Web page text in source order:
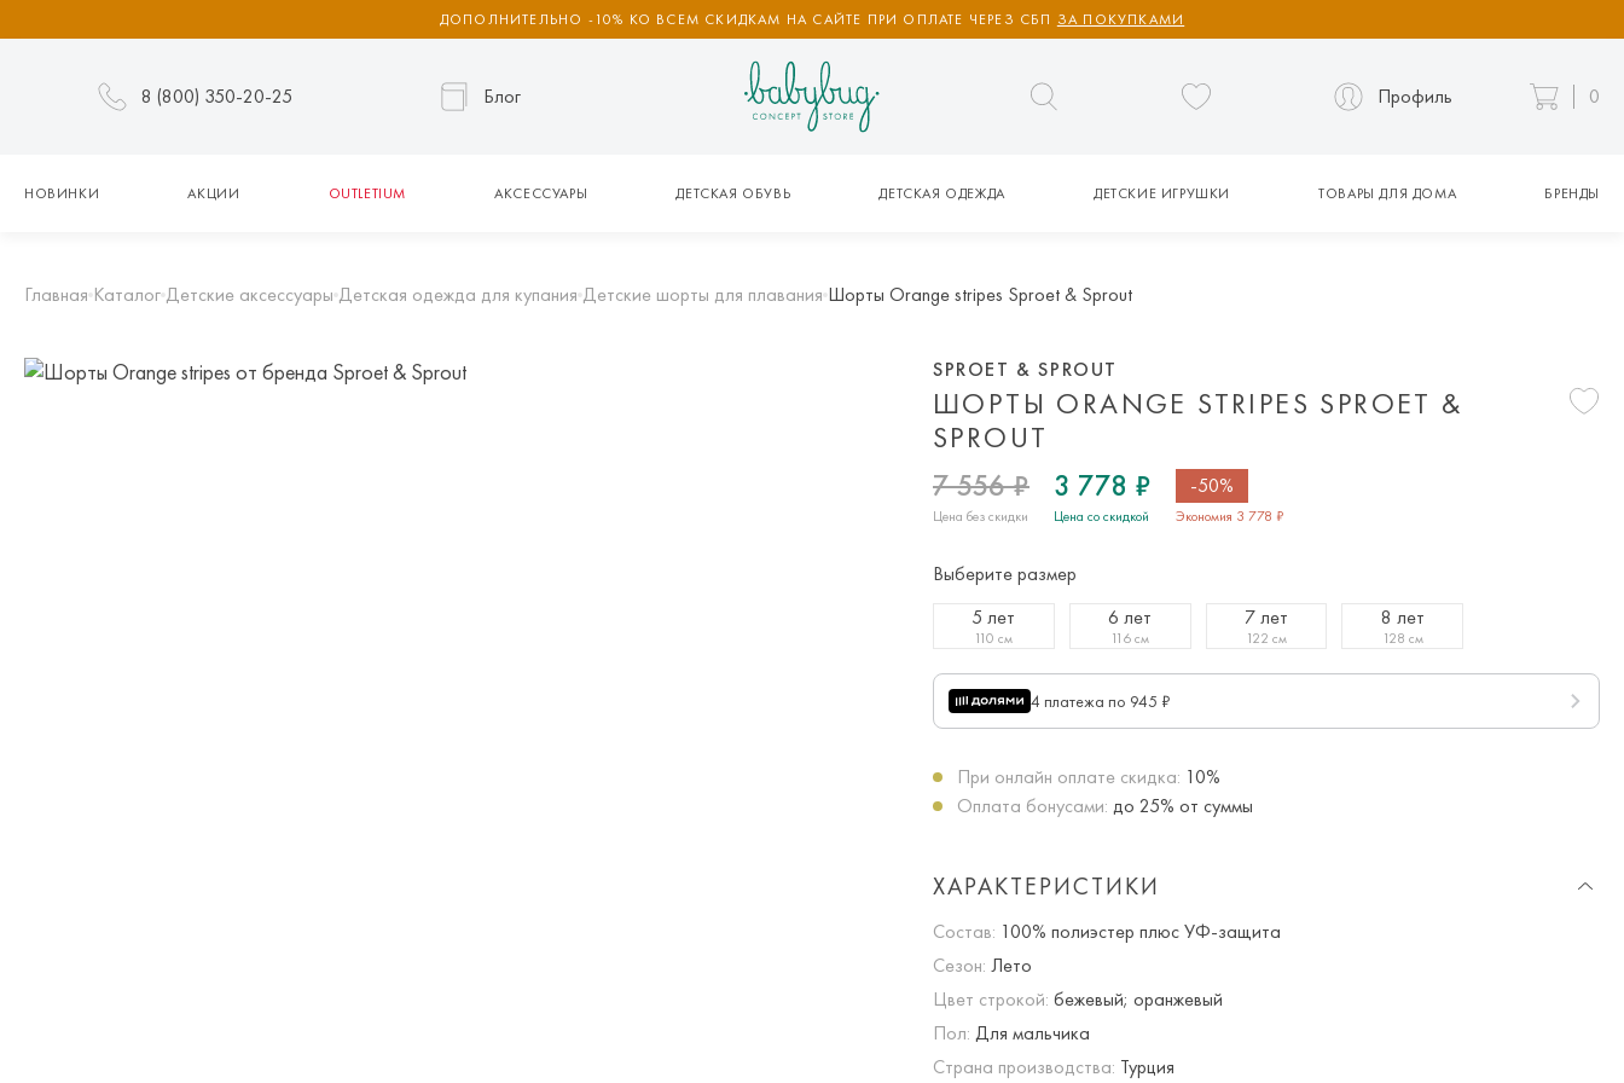
ДОПОЛНИТЕЛЬНО -10% КО ВСЕМ СКИДКАМ НА САЙТЕ ПРИ ОПЛАТЕ ЧЕРЕЗ СБП ЗА ПОКУПКАМИ
8 (800) 350-20-25 Блог Профиль 0
НОВИНКИ АКЦИИ OUTLETIUM АКСЕССУАРЫ ДЕТСКАЯ ОБУВЬ ДЕТСКАЯ ОДЕЖДА ДЕТСКИЕ ИГРУШКИ ТОВАРЫ ДЛЯ ДОМА БРЕНДЫ
Главная Каталог Детские аксессуары Детская одежда для купания Детские шорты для плавания Шорты Orange stripes Sproet & Sprout
ШОРТЫ ORANGE STRIPES SPROET &
SPROUT
SPROET & SPROUT
7 556 ₽
Цена без скидки
3 778 ₽
Цена со скидкой
-50%
Экономия 3 778 ₽
Выберите размер
5 лет
110 см
6 лет
116 см
7 лет
122 см
8 лет
128 см
4 платежа по 945 ₽
При онлайн оплате скидка: 10%
Оплата бонусами: до 25% от суммы
ХАРАКТЕРИСТИКИ
Состав: 100% полиэстер плюс УФ-защита
Сезон: Лето
Цвет строкой: бежевый; оранжевый
Пол: Для мальчика
Страна производства: Турция